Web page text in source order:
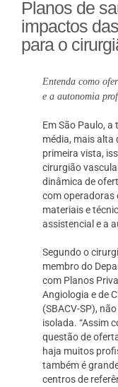
Planos de
impactos
para o
Entenda como
e a autonomia
Em São Paulo,
média, mais alta
primeira vista,
cirurgião
dinâmica de
com operadoras
materiais e
assistencial e a
Segundo o
membro do
com Planos
Angiologia e de
(SBACV-SP),
isolada. “Assim
questão de
haja muitos
também é
centros de